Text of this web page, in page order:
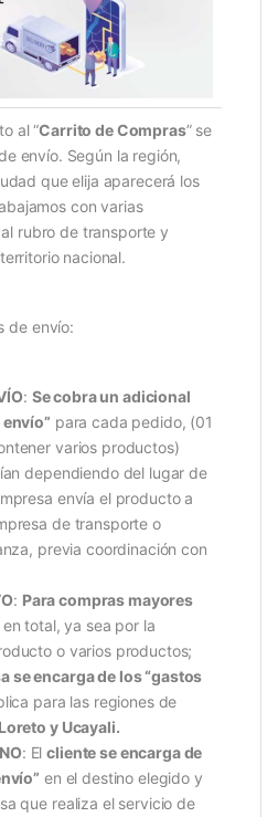
al “Carrito de Compras” se
envío. Según la región,
que elija aparecerá los
con varias
rubro de transporte y
nacional.
de envío:
: Se cobra un adicional
para cada pedido, (01
varios productos)
dependiendo del lugar de
envía el producto a
de transporte o
previa coordinación con
: Para compras mayores
en total, ya sea por la
o varios productos;
se encarga de los “gastos
para las regiones de
y Ucayali.
: Elcliente se encarga de
en el destino elegido y
que realiza el servicio de